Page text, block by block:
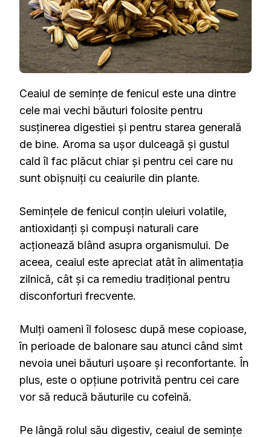
Ceaiul de semințe de fenicul este una dintre
cele mai vechi băuturi folosite pentru
susținerea digestiei și pentru starea generală
de bine. Aroma sa ușor dulceagă și gustul
cald îl fac plăcut chiar și pentru cei care nu
sunt obișnuiți cu ceaiurile din plante.
Semințele de fenicul conțin uleiuri volatile,
antioxidanți și compuși naturali care
acționează blând asupra organismului. De
aceea, ceaiul este apreciat atât în alimentația
zilnică, cât și ca remediu tradițional pentru
disconforturi frecvente.
Mulți oameni îl folosesc după mese copioase,
în perioade de balonare sau atunci când simt
nevoia unei băuturi ușoare și reconfortante. În
plus, este o opțiune potrivită pentru cei care
vor să reducă băuturile cu cofeină.
Pe lângă rolul său digestiv, ceaiul de semințe